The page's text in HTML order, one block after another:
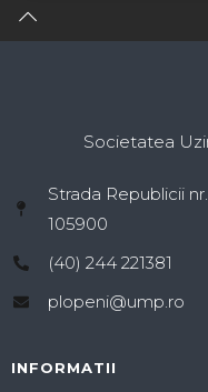
Societatea
Strada Republicii
105900
(40) 244 221381
plopeni@ump.ro
INFORMATII